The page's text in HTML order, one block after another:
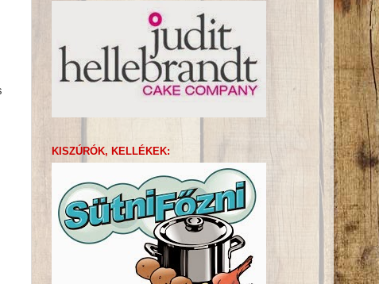
KISZÚRÓK, KELLÉKEK: